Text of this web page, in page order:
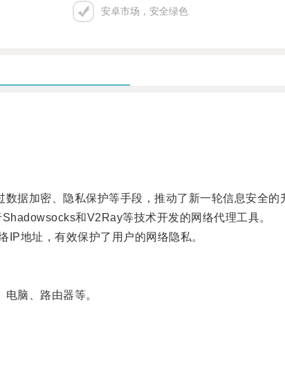
安卓市场，安全绿色
加密、隐私保护等手段，推动了新一轮信息安全的
和V2Ray等技术开发的网络代理工具。
地址，有效保护了用户的网络隐私。
脑、路由器等。